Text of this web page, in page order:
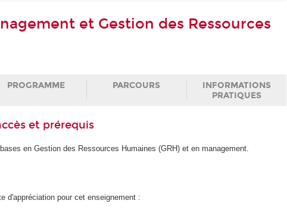
et Gestion des Ressources
PROGRAMME PARCOURS
INFORMATIONS
PRATIQUES
et prérequis
en Gestion des Ressources Humaines (GRH) et en management.
d'appréciation pour cet enseignement :